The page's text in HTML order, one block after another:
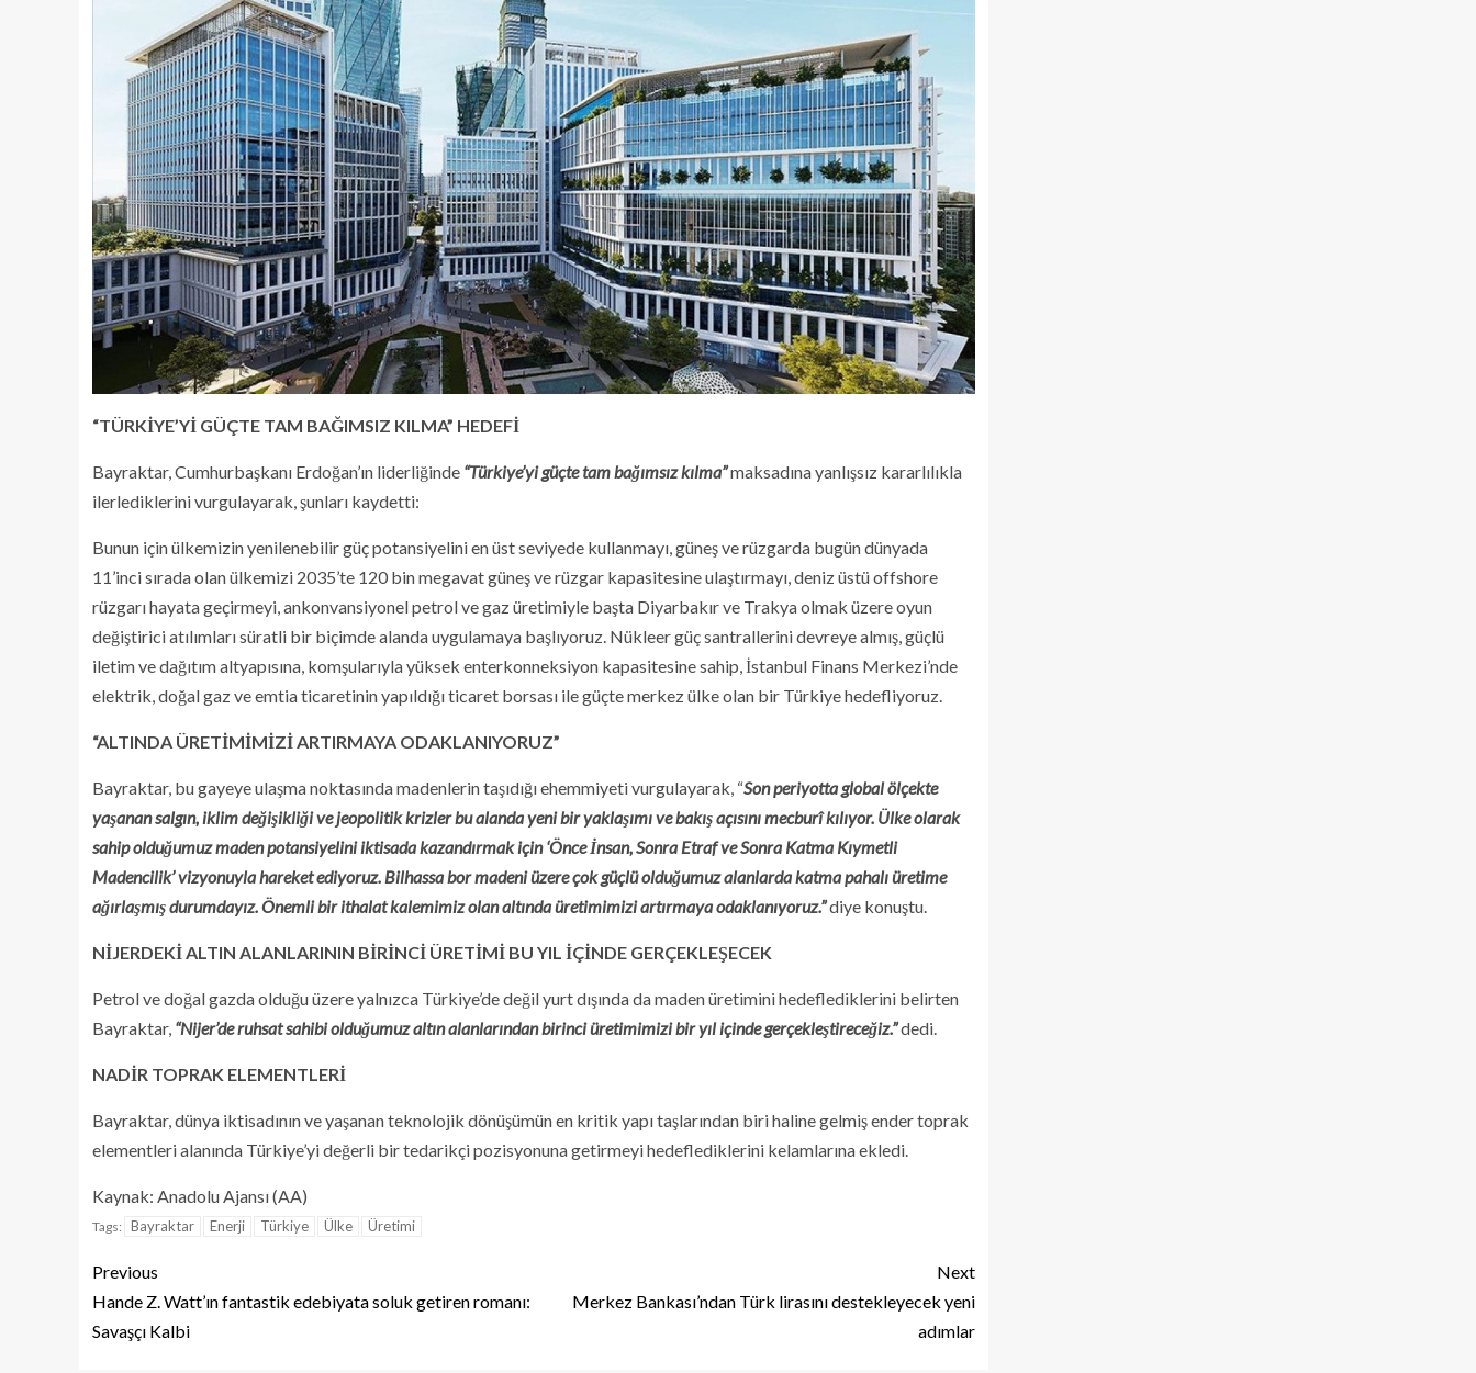
“TÜRKİYE’Yİ GÜÇTE TAM BAĞIMSIZ KILMA” HEDEFİ
Bayraktar, Cumhurbaşkanı Erdoğan’ın liderliğinde “Türkiye’yi güçte tam bağımsız kılma”maksadına yanlışsız kararlılıkla
ilerlediklerini vurgulayarak, şunları kaydetti:
Bunun için ülkemizin yenilenebilir güç potansiyelini en üst seviyede kullanmayı, güneş ve rüzgarda bugün dünyada
11’inci sırada olan ülkemizi 2035’te 120 bin megavat güneş ve rüzgar kapasitesine ulaştırmayı, deniz üstü offshore
rüzgarı hayata geçirmeyi, ankonvansiyonel petrol ve gaz üretimiyle başta Diyarbakır ve Trakya olmak üzere oyun
değiştirici atılımları süratli bir biçimde alanda uygulamaya başlıyoruz. Nükleer güç santrallerini devreye almış, güçlü
iletim ve dağıtım altyapısına, komşularıyla yüksek enterkonneksiyon kapasitesine sahip, İstanbul Finans Merkezi’nde
elektrik, doğal gaz ve emtia ticaretinin yapıldığı ticaret borsası ile güçte merkez ülke olan bir Türkiye hedefliyoruz.
“ALTINDA ÜRETİMİMİZİ ARTIRMAYA ODAKLANIYORUZ”
Bayraktar, bu gayeye ulaşma noktasında madenlerin taşıdığı ehemmiyeti vurgulayarak, “Son periyotta global ölçekte
yaşanan salgın, iklim değişikliği ve jeopolitik krizler bu alanda yeni bir yaklaşımı ve bakış açısını mecburî kılıyor. Ülke olarak
sahip olduğumuz maden potansiyelini iktisada kazandırmak için ‘Önce İnsan, Sonra Etraf ve Sonra Katma Kıymetli
Madencilik’ vizyonuyla hareket ediyoruz. Bilhassa bor madeni üzere çok güçlü olduğumuz alanlarda katma pahalı üretime
ağırlaşmış durumdayız. Önemli bir ithalat kalemimiz olan altında üretimimizi artırmaya odaklanıyoruz.”diye konuştu.
NİJERDEKİ ALTIN ALANLARININ BİRİNCİ ÜRETİMİ BU YIL İÇİNDE GERÇEKLEŞECEK
Petrol ve doğal gazda olduğu üzere yalnızca Türkiye’de değil yurt dışında da maden üretimini hedeflediklerini belirten
Bayraktar, “Nijer’de ruhsat sahibi olduğumuz altın alanlarından birinci üretimimizi bir yıl içinde gerçekleştireceğiz.”dedi.
NADİR TOPRAK ELEMENTLERİ
Bayraktar, dünya iktisadının ve yaşanan teknolojik dönüşümün en kritik yapı taşlarından biri haline gelmiş ender toprak
elementleri alanında Türkiye’yi değerli bir tedarikçi pozisyonuna getirmeyi hedeflediklerini kelamlarına ekledi.
Kaynak: Anadolu Ajansı (AA)
Tags: Bayraktar Enerji Türkiye Ülke Üretimi
Previous
Hande Z. Watt’ın fantastik edebiyata soluk getiren romanı:
Savaşçı Kalbi
Next
Merkez Bankası’ndan Türk lirasını destekleyecek yeni
adımlar